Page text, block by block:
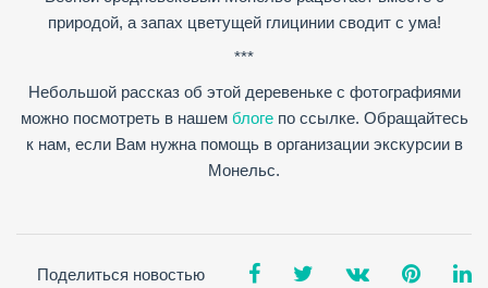
природой, а запах цветущей глицинии сводит с ума!
***
Небольшой рассказ об этой деревеньке с фотографиями
можно посмотреть в нашем блогепо ссылке. Обращайтесь
к нам, если Вам нужна помощь в организации экскурсии в
Монельс.
Поделиться новостью